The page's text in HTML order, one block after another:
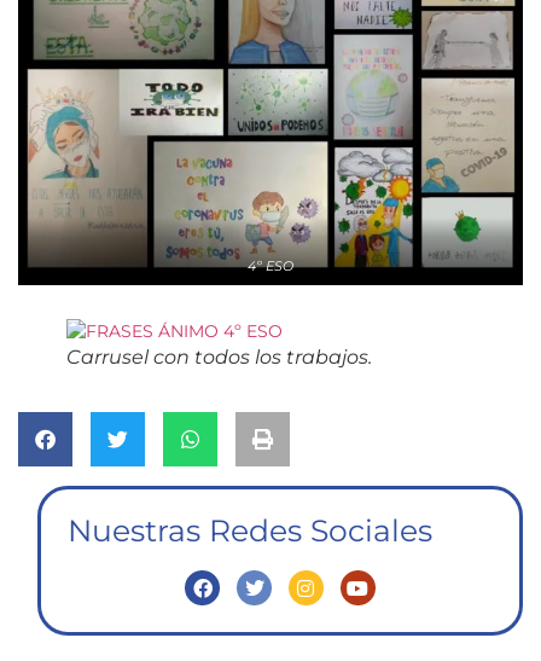
4º ESO
Carrusel con todos los trabajos.
Nuestras Redes Sociales